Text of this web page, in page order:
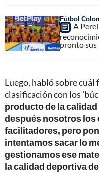
Fútbol
A
pronto sus
Luego, habló sobre cuál
clasificación con los
producto de la
después nosotros los
facilitadores, pero
intentamos sacar lo
gestionamos ese
la calidad deportiva